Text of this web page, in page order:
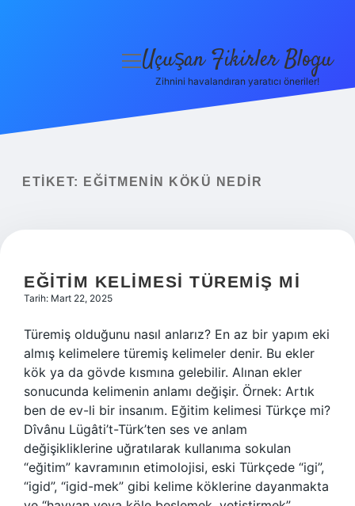
Yasal Uyarı
menüyü
Uçuşan Fikirler Blogu
Zihnini havalandıran yaratıcı öneriler!
ETIKET: EĞITMENIN KÖKÜ NEDIR
EĞITIM KELIMESI TÜREMIŞ MI
Tarih: Mart 22, 2025
Türemiş olduğunu nasıl anlarız? En az bir yapım eki
almış kelimelere türemiş kelimeler denir. Bu ekler
kök ya da gövde kısmına gelebilir. Alınan ekler
sonucunda kelimenin anlamı değişir. Örnek: Artık
ben de ev-li bir insanım. Eğitim kelimesi Türkçe mi?
Dîvânu Lügâti’t-Türk’ten ses ve anlam
değişikliklerine uğratılarak kullanıma sokulan
“eğitim” kavramının etimolojisi, eski Türkçede “igi”,
“igid”, “igid-mek” gibi kelime köklerine dayanmakta